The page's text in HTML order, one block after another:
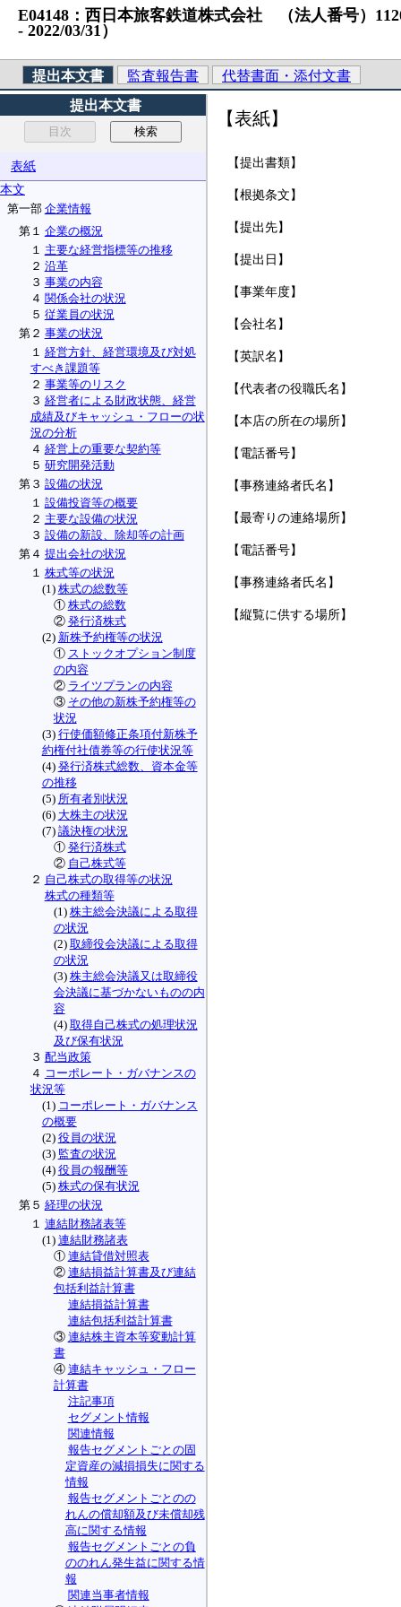
E04148：西日本旅客鉄道株式会社 （法人番号）
‐ 2022/03/31）
提出本文書 監査報告書
代替書面・添付文書
提出本文書